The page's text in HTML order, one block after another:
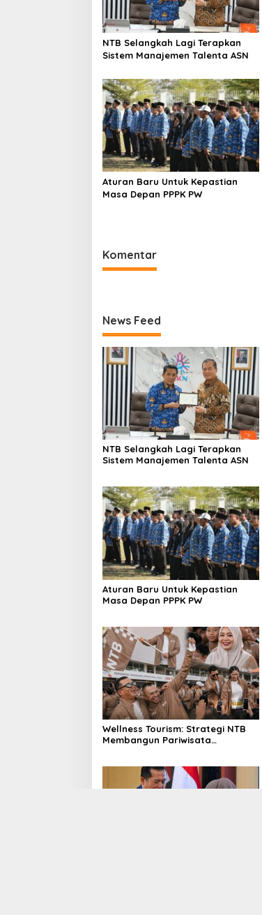
NTB Selangkah Lagi Terapkan
Sistem Manajemen Talenta ASN
Aturan Baru Untuk Kepastian
Masa Depan PPPK PW
Komentar
News Feed
NTB Selangkah Lagi Terapkan
Sistem Manajemen Talenta ASN
Aturan Baru Untuk Kepastian
Masa Depan PPPK PW
Wellness Tourism: Strategi NTB
Membangun Pariwisata